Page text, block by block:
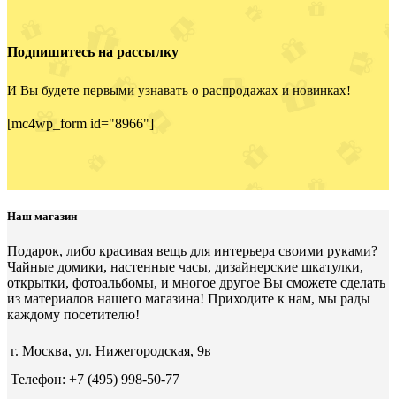
Подпишитесь на рассылку
И Вы будете первыми узнавать о распродажах и новинках!
[mc4wp_form id="8966"]
Наш магазин
Подарок, либо красивая вещь для интерьера своими руками?
Чайные домики, настенные часы, дизайнерские шкатулки,
открытки, фотоальбомы, и многое другое Вы сможете сделать
из материалов нашего магазина! Приходите к нам, мы рады
каждому посетителю!
г. Москва, ул. Нижегородская, 9в
Телефон: +7 (495) 998-50-77